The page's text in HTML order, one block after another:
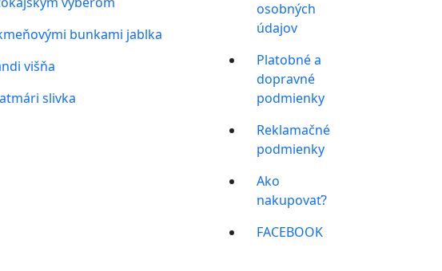
bunkami jablka
višňa
slivka
osobných
údajov
Platobné a
dopravné
podmienky
Reklamačné
podmienky
Ako
nakupovať?
FACEBOOK